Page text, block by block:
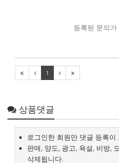
등록된 문의가
1
상품댓글
로그인한 회원만 댓글 등록
판매, 양도, 광고, 욕설, 비방,
삭제됩니다.